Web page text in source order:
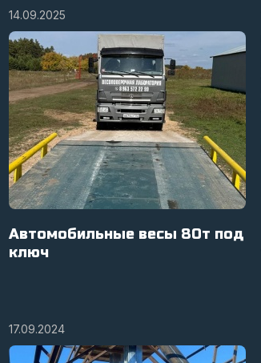
14.09.2025
Автомобильные весы 80т под
ключ
17.09.2024